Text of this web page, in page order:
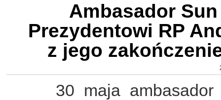
Ambasador
Prezydentowi RP
z jego
30 maja ambasador